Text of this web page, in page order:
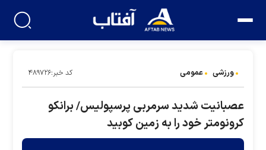
ورزشی عمومی کد خبر:۴۸۹۷۲۶
عصبانیت شدید سرمربی پرسپولیس/ برانکو
کرونومتر خود را به زمین کوبید